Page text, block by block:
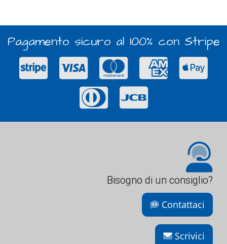
Pagamento sicuro al 100% con Stripe
Bisogno di un consiglio?
Contattaci
Scrivici